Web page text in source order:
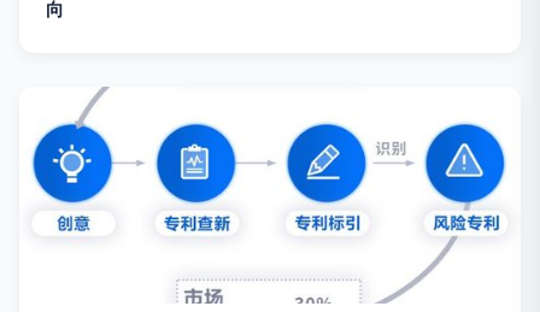
向